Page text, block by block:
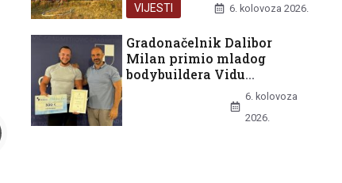
VIJESTI 6. kolovoza 2026.
Gradonačelnik Dalibor
Milan primio mladog
bodybuildera Vidu
Batinovića nakon europske
6. kolovoza
2026.